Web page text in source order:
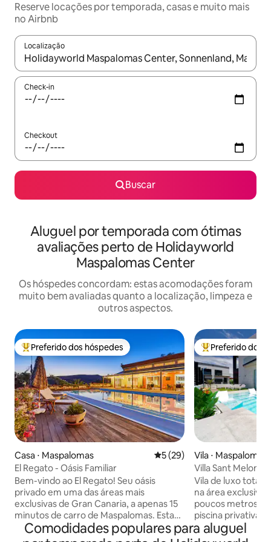
Reserve locações por temporada, casas e muito mais
no Airbnb
Localização
Quando os resultados estiverem disponíveis, explore-os
Check-in
Checkout
Buscar
Aluguel por temporada com ótimas
avaliações perto de Holidayworld
Maspalomas Center
Os hóspedes concordam: estas acomodações foram
muito bem avaliadas quanto a localização, limpeza e
outros aspectos.
Entre os melhores preferidos dos hóspedes
Preferido dos hóspedes
Casa ⋅ Maspalomas 5 de uma avaliação média
5 (29)
El Regato - Oásis Familiar
Bem-vindo ao El Regato! Seu oásis
privado em uma das áreas mais
exclusivas de Gran Canaria, a apenas 15
minutos de carro de Maspalomas. Esta
propriedade espaçosa inclui uma casa
principal, 2 apartamentos separados
Entre os
Preferido dos
Vila ⋅ Maspalomas
Villa Sant
Vila de luxo
na área exclusiva
poucos metros
piscina privativa
espreguiçadeiras
todos equipados
Comodidades populares para aluguel